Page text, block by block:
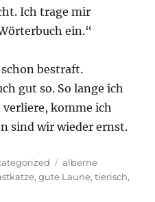
Ich trage mir
ein.“
bestraft.
gut so. So lange ich
komme ich
sind wir wieder ernst.
Schlagwörter
alberne
,gute Laune,tierisch,